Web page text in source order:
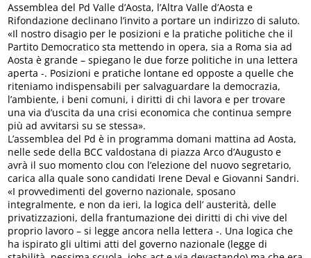
Assemblea del Pd Valle d’Aosta, l’Altra Valle d’Aosta e
Rifondazione declinano l’invito a portare un indirizzo di saluto.
«Il nostro disagio per le posizioni e la pratiche politiche che il
Partito Democratico sta mettendo in opera, sia a Roma sia ad
Aosta è grande – spiegano le due forze politiche in una lettera
aperta -. Posizioni e pratiche lontane ed opposte a quelle che
riteniamo indispensabili per salvaguardare la democrazia,
l’ambiente, i beni comuni, i diritti di chi lavora e per trovare
una via d’uscita da una crisi economica che continua sempre
più ad avvitarsi su se stessa».
L’assemblea del Pd è in programma domani mattina ad Aosta,
nelle sede della BCC valdostana di piazza Arco d’Augusto e
avrà il suo momento clou con l’elezione del nuovo segretario,
carica alla quale sono candidati Irene Deval e Giovanni Sandri.
«I provvedimenti del governo nazionale, sposano
integralmente, e non da ieri, la logica dell’ austerità, delle
privatizzazioni, della frantumazione dei diritti di chi vive del
proprio lavoro – si legge ancora nella lettera -. Una logica che
ha ispirato gli ultimi atti del governo nazionale (legge di